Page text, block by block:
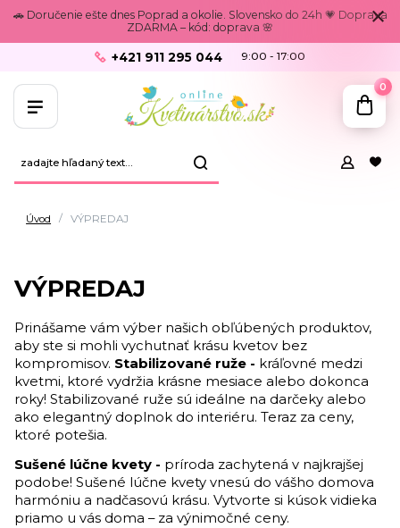
🚗 Doručenie ešte dnes Poprad a okolie. Slovensko do 24h 💗 Doprava
ZDARMA – kód: doprava 🌸
+421 911 295 044 9:00 - 17:00
0
Úvod VÝPREDAJ
VÝPREDAJ
Prinášame vám výber našich obľúbených produktov,
aby ste si mohli vychutnať krásu kvetov bez
kompromisov. Stabilizované ruže - kráľovné medzi
kvetmi, ktoré vydržia krásne mesiace alebo dokonca
roky! Stabilizované ruže sú ideálne na darčeky alebo
ako elegantný doplnok do interiéru. Teraz za ceny,
ktoré potešia.
Sušené lúčne kvety - príroda zachytená v najkrajšej
podobe! Sušené lúčne kvety vnesú do vášho domova
harmóniu a nadčasovú krásu. Vytvorte si kúsok vidieka
priamo u vás doma – za výnimočné ceny.